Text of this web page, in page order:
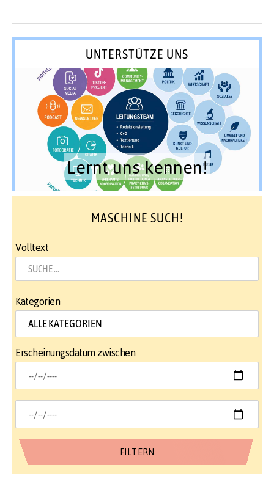
UNTERSTÜTZE UNS
Lernt uns kennen!
MASCHINE SUCH!
Volltext
Kategorien
Erscheinungsdatum zwischen